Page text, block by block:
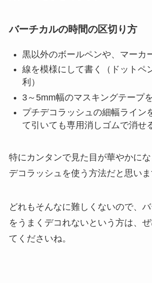
バーチカルの時間の区切り方
黒以外のボールペンや、マーカ
線を模様にして書く（ドットペ
利）
3～5mm幅のマスキングテープ
プチデコラッシュの細幅ライン
て引いても専用消しゴムで消せ
特にカンタンで見た目が華やかに
デコラッシュを使う方法だと思いま
どれもそんなに難しくないので、
をうまくデコれないという方は、
てくださいね。